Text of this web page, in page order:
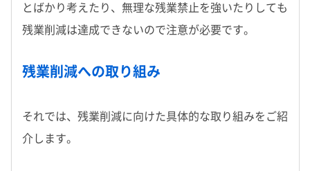
とばかり考えたり、無理な残業禁止を強いたりしても
残業削減は達成できないので注意が必要です。
残業削減への取り組み
それでは、残業削減に向けた具体的な取り組みをご紹
介します。